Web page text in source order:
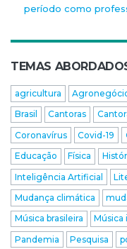
período como
TEMAS
agricultura
Brasil
Cantoras
Coronavírus
Covid-19
Educação
Física
Inteligência Artificial
Mudança climática
Música brasileira
Música
Pandemia
Pesquisa